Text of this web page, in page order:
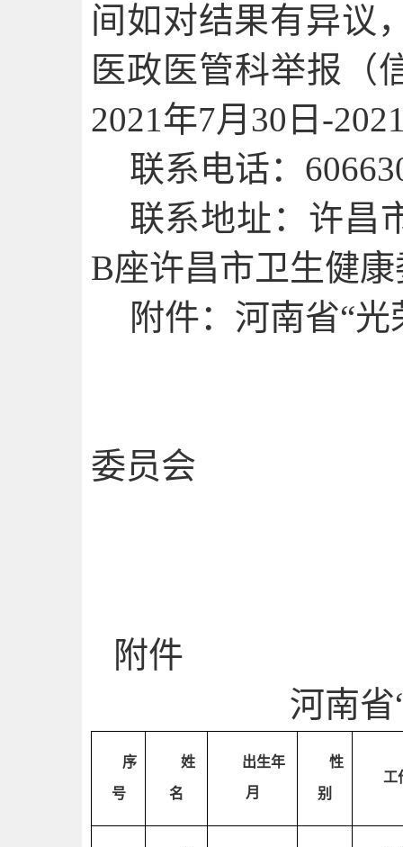
间如对结果有异议
医政医管科举报（
2021年7月30日-
联系电话：
联系地址：许昌
B座许昌市卫生健
附件：河南省“光
委员会
附件
河南省
序
号
姓
名
出生年
月
性
别
工